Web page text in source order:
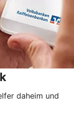
daheim und